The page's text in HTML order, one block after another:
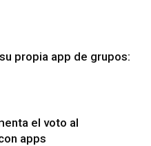
propia app de grupos:
el voto al
apps